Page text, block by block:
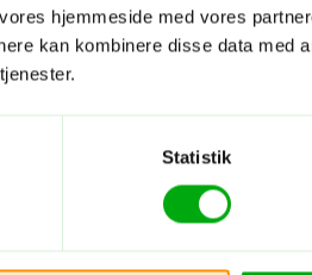
hjemmeside med vores
kan kombinere disse data med
Statistik